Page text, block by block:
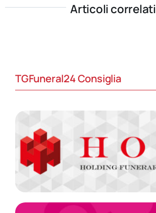
Articoli correlati
TGFuneral24 Consiglia